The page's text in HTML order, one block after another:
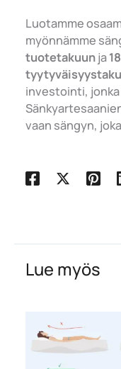
Luotamme
myönnämme
tuotetakuunja
investointi,
vaan sängyn,
Lue myös